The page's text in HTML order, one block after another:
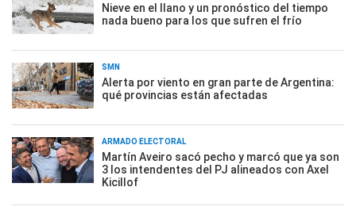
Nieve en el llano y un pronóstico del tiempo
nada bueno para los que sufren el frío
SMN
Alerta por viento en gran parte de Argentina:
qué provincias están afectadas
ARMADO ELECTORAL
Martín Aveiro sacó pecho y marcó que ya son
3 los intendentes del PJ alineados con Axel
Kicillof